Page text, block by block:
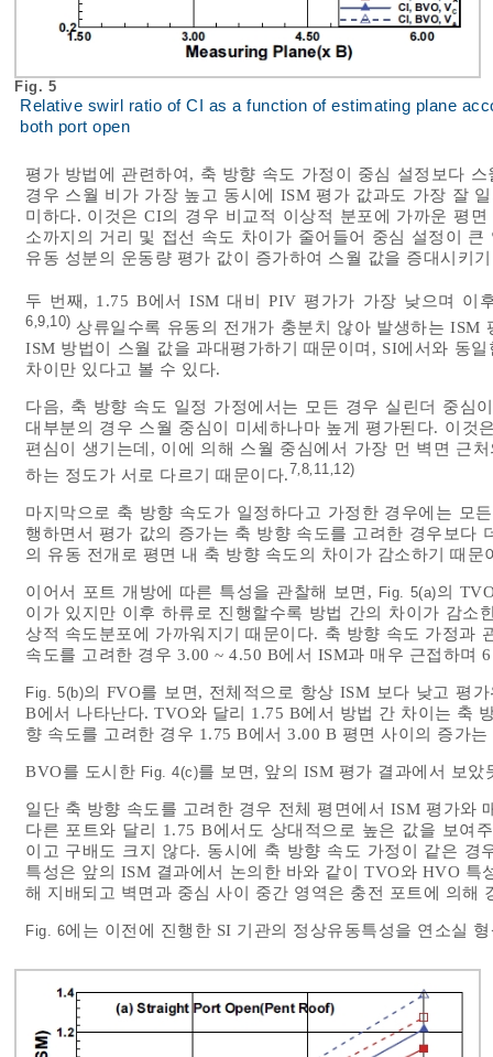
Fig. 5
Relative swirl ratio of CI as a function of estimating plane
both port open
평가 방법에 관련하여, 축 방향 속도 가정이 중심 설정보다
경우 스월 비가 가장 높고 동시에 ISM 평가 값과도 가장 잘
미하다. 이것은 CI의 경우 비교적 이상적 분포에 가까운 평
소까지의 거리 및 접선 속도 차이가 줄어들어 중심 설정이
유동 성분의 운동량 평가 값이 증가하여 스월 값을 증대시키
두 번째, 1.75 B에서 ISM 대비 PIV 평가가 가장 낮으며 이
6,9,10) 상류일수록 유동의 전개가 충분치 않아 발생하는
ISM 방법이 스월 값을 과대평가하기 때문이며, SI에서와 동
차이만 있다고 볼 수 있다.
다음, 축 방향 속도 일정 가정에서는 모든 경우 실린더 중심
대부분의 경우 스월 중심이 미세하나마 높게 평가된다. 이것
편심이 생기는데, 이에 의해 스월 중심에서 가장 먼 벽면 근
하는 정도가 서로 다르기 때문이다.7,8, 11,12)
마지막으로 축 방향 속도가 일정하다고 가정한 경우에는 모
행하면서 평가 값의 증가는 축 방향 속도를 고려한 경우보다
의 유동 전개로 평면 내 축 방향 속도의 차이가 감소하기 때문
이어서 포트 개방에 따른 특성을 관찰해 보면, Fig. 5(a)의
이가 있지만 이후 하류로 진행할수록 방법 간의 차이가 감소
상적 속도분포에 가까워지기 때문이다. 축 방향 속도 가정과
속도를 고려한 경우 3.00 ~ 4.50 B에서 ISM과 매우 근접하며
Fig. 5(b)의 FVO를 보면, 전체적으로 항상 ISM 보다 낮고 평
B에서 나타난다. TVO와 달리 1.75 B에서 방법 간 차이는 축
향 속도를 고려한 경우 1.75 B에서 3.00 B 평면 사이의 증가
BVO를 도시한 Fig. 4(c)를 보면, 앞의 ISM 평가 결과에서 보
일단 축 방향 속도를 고려한 경우 전체 평면에서 ISM 평가와
다른 포트와 달리 1.75 B에서도 상대적으로 높은 값을 보여
이고 구배도 크지 않다. 동시에 축 방향 속도 가정이 같은
특성은 앞의 ISM 결과에서 논의한 바와 같이 TVO와 HVO
해 지배되고 벽면과 중심 사이 중간 영역은 충전 포트에 의해
Fig. 6에는 이전에 진행한 SI 기관의 정상유동특성을 연소실